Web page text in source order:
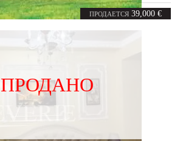
ПРОДАЕТСЯ 39,000 €
20 соток
ПРОДАНО